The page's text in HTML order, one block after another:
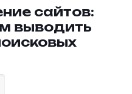
сайтов:
выводить